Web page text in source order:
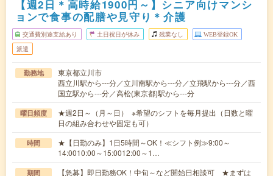
【週2日＊高時給1900円～】シニア向けマンシ
ョンで食事の配膳や見守り＊介護
交通費別途支給あり 土日祝日が休み 残業なし WEB登録OK
派遣
勤務地
東京都立川市
西立川駅から---分／立川南駅から---分／立飛駅から---分／西
国立駅から---分／高松(東京都)駅から---分
曜日頻度
★週2日～（月～日） ※希望のシフトを毎月提出（日数と曜
日の組み合わせや固定も可）
時間
★【日勤のみ】1日5時間～OK！≪シフト例≫9:00～
14:0010:00～15:0012:00～1…
期間
【急募】即日勤務OK！中旬～など開始日相談可 ★まずは